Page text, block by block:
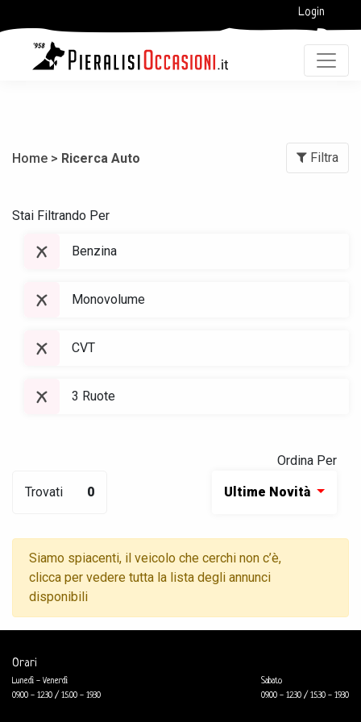
Login
Home > Ricerca Auto Filtra
Stai Filtrando Per
Benzina
Monovolume
CVT
3 Ruote
Trovati 0
Ordina Per
Ultime Novità
Siamo spiacenti, il veicolo che cerchi non c’è,
clicca per vedere tutta la lista degli annunci
disponibili
Orari
Lunedì - Venerdì
09.00 - 12.30 / 15.00 - 19.30
Sabato
09.00 - 12.30 / 15.30 - 19.30